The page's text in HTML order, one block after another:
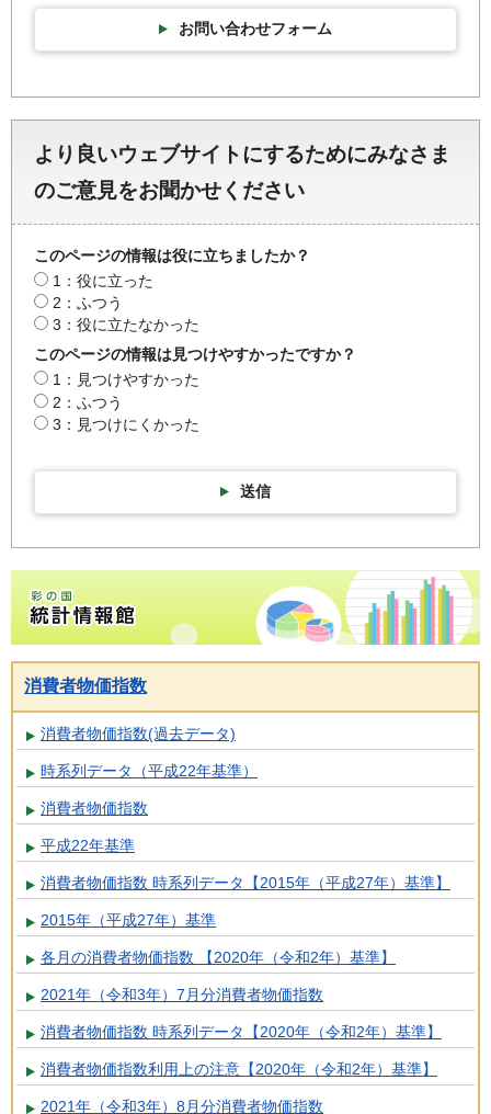
お問い合わせフォーム
より良いウェブサイトにするためにみなさま
のご意見をお聞かせください
このページの情報は役に立ちましたか？
1：役に立った
2：ふつう
3：役に立たなかった
このページの情報は見つけやすかったですか？
1：見つけやすかった
2：ふつう
3：見つけにくかった
送信
彩の国統計情報館トップページ
消費者物価指数
消費者物価指数(過去データ)
時系列データ（平成22年基準）
消費者物価指数
平成22年基準
消費者物価指数 時系列データ【2015年（平成27年）基準】
2015年（平成27年）基準
各月の消費者物価指数 【2020年（令和2年）基準】
2021年（令和3年）7月分消費者物価指数
消費者物価指数 時系列データ【2020年（令和2年）基準】
消費者物価指数利用上の注意【2020年（令和2年）基準】
2021年（令和3年）8月分消費者物価指数